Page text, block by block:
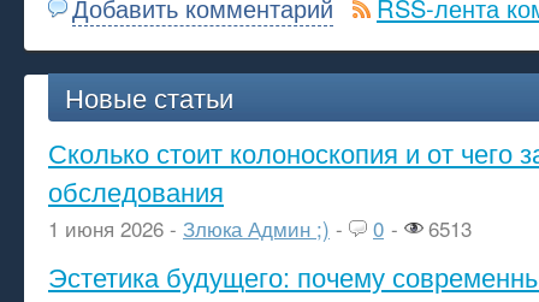
Добавить комментарий RSS-лента
Новые статьи
Сколько стоит колоноскопия и от чего
обследования
1 июня 2026 - Злюка Админ ;) - 0 - 6513
Эстетика будущего: почему